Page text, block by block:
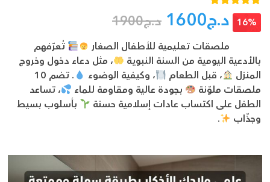
تم التقييم بـ
5.00 من 5
بناءً على
تقييم عميل
واحد
د.ج1600 د.ج1900 16%
ملصقات تعليمية للأطفال الصغار
تُعرّفهم
بالأدعية اليومية من السنة النبوية
، مثل دعاء دخول وخروج
المنزل
، قبل الطعام ، وكيفية الوضوء
. تضم 10
ملصقات ملوّنة
بجودة عالية ومقاومة للماء
، تساعد
الطفل على اكتساب عادات إسلامية حسنة
بأسلوب بسيط
وجذّاب
.